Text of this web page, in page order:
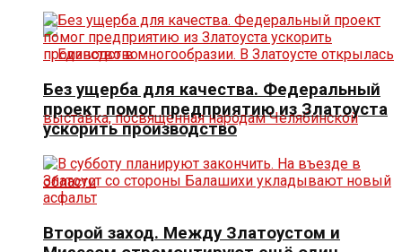
Без ущерба для качества. Федеральный
проект помог предприятию из Златоуста
ускорить производство
Второй заход. Между Златоустом и